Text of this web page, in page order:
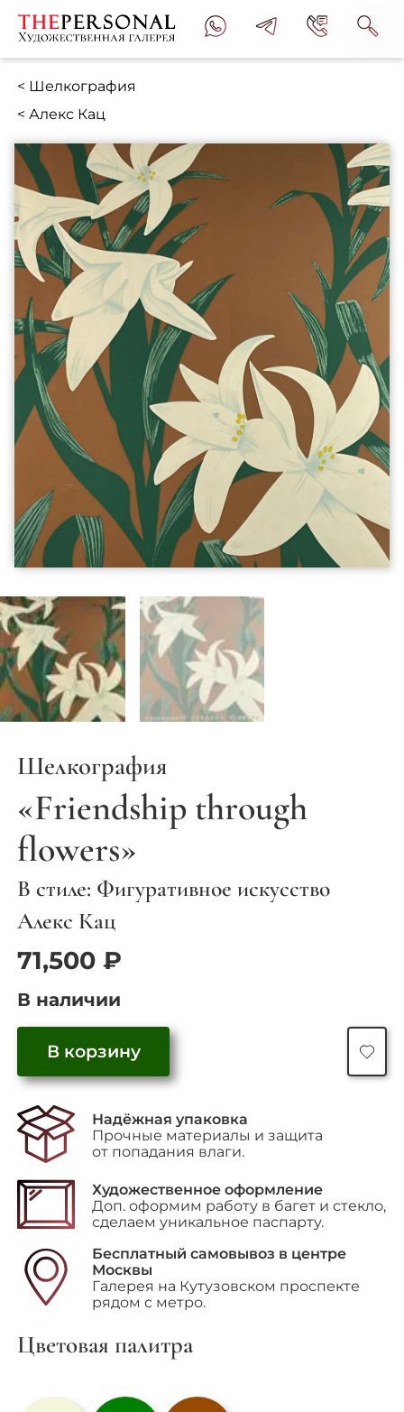
< Шелкография
< Алекс Кац
Шелкография
«Friendship through
flowers»
В стиле: Фигуративное искусство
Алекс Кац
71,500₽
В наличии
В корзину
Надёжная упаковка
Прочные материалы и защита
от попадания влаги.
Художественное оформление
Доп. оформим работу в багет и стекло,
сделаем уникальное паспарту.
Бесплатный самовывоз в центре
Москвы
Галерея на Кутузовском проспекте
рядом с метро.
Цветовая палитра